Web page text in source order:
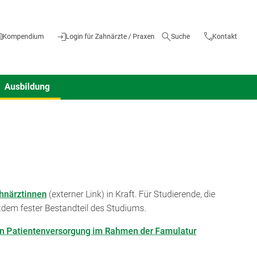
Kompendium Login für Zahnärzte / Praxen Suche Kontakt
Ausbildung
(externer Link) in Kraft. Für Studierende, die
fester Bestandteil des Studiums.
Patientenversorgung im Rahmen der Famulatur